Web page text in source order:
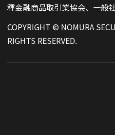
種金融商品取引業協会、一般
COPYRIGHT © NOMURA
RIGHTS RESERVED.